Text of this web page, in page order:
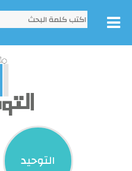
التوحيد